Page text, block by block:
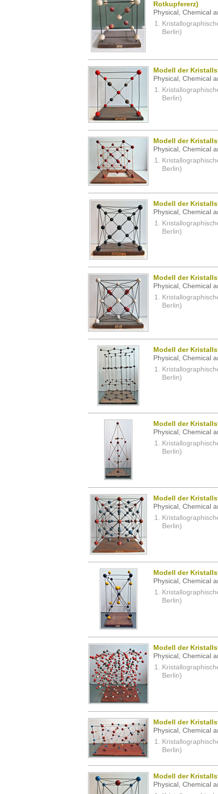
Rotkupfererz)
Physical, Chemical
Berlin)
Modell der
Physical, Chemical
Berlin)
Modell der
Physical, Chemical
Berlin)
Modell der
Physical, Chemical
Berlin)
Modell der
Physical, Chemical
Berlin)
Modell der
Physical, Chemical
Berlin)
Modell der
Physical, Chemical
Berlin)
Modell der
Physical, Chemical
Berlin)
Modell der
Physical, Chemical
Berlin)
Modell der
Physical, Chemical
Berlin)
Modell der
Physical, Chemical
Berlin)
Modell der
Physical, Chemical